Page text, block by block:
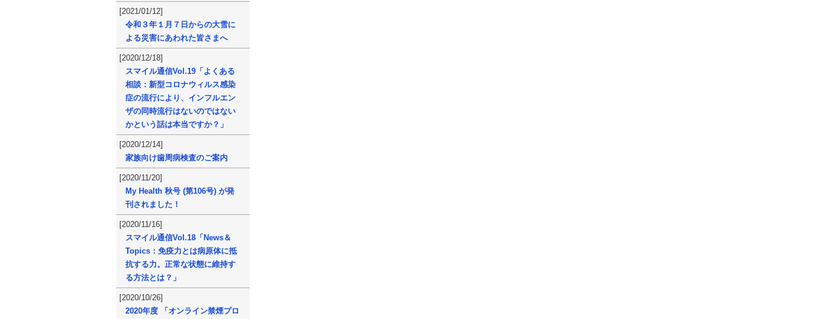
[2021/01/12]
令和３年１月７日からの大雪に
よる災害にあわれた皆さまへ
[2020/12/18]
スマイル通信Vol.19「よくある
相談：新型コロナウィルス感染
症の流行により、インフルエン
ザの同時流行はないのではない
かという話は本当ですか？」
[2020/12/14]
家族向け歯周病検査のご案内
[2020/11/20]
My Health 秋号 (第106号) が発
刊されました！
[2020/11/16]
スマイル通信Vol.18「News＆
Topics：免疫力とは病原体に抵
抗する力。正常な状態に維持す
る方法とは？」
[2020/10/26]
2020年度 「オンライン禁煙プロ